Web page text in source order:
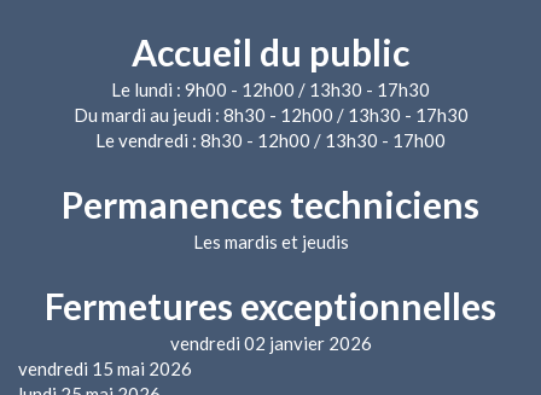
Accueil du public
Le lundi : 9h00 - 12h00 / 13h30 - 17h30
Du mardi au jeudi : 8h30 - 12h00 / 13h30 - 17h30
Le vendredi : 8h30 - 12h00 / 13h30 - 17h00
Permanences techniciens
Les mardis et jeudis
Fermetures exceptionnelles
vendredi 02 janvier 2026
vendredi 15 mai 2026